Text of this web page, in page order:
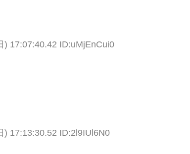
) 17:07:40.42 ID:uMjEnCui0
) 17:13:30.52 ID:2l9IUl6N0